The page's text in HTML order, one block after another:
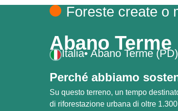
Foreste create o
Abano Terme
Italia• Abano Terme (PD)
Perché abbiamo
Su questo terreno, un tempo
di riforestazione urbana di oltre